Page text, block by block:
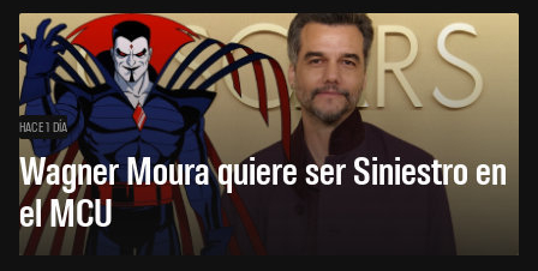
HACE 1 DÍA
Wagner Moura quiere ser Siniestro en
el MCU